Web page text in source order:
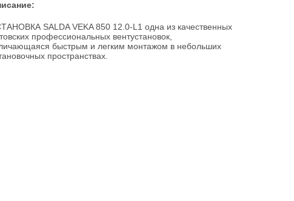
SALDA VEKA 850 12.0-L1 одна из качественных
профессиональных вентустановок,
быстрым и легким монтажом в небольших
пространствах.